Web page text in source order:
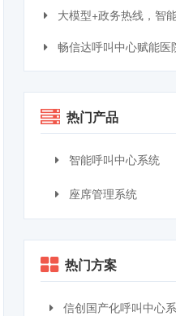
大模型+政务热线，智
畅信达呼叫中心赋能医院
热门产品
智能呼叫中心系统
座席管理系统
热门方案
信创国产化呼叫中心